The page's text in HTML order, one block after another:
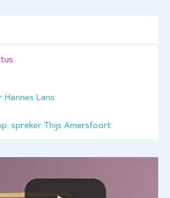
Hannes Lans
spreker Thijs Amersfoort